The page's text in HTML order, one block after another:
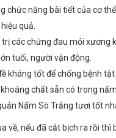
chức năng bài tiết của cơ
quả.
trị các chứng đau mỏi xương
tuổi, người vận động.
kháng tốt để chống bệnh
chất sẵn có trong nấm.
Nấm Sò Trắng tươi tốt
về, nếu đã cắt bịch ra rồi thì